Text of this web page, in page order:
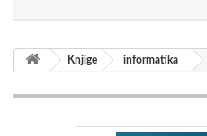
Knjige informatika